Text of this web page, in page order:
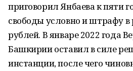
приговорил Янбаева к пяти
свободы условно и штрафу в
рублей. В январе 2022 года
Башкирии оставил в силе
инстанции, после чего